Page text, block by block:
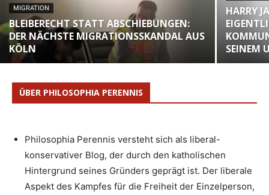
MIGRATION
BLEIBERECHT STATT ABSCHIEBUNGEN:
DER NÄCHSTE MIGRATIONSSKANDAL AUS
KÖLN
HARRY
SEINEM
ÜBER PHILOSOPHIA PERENNIS
Philosophia Perennis versteht sich als liberal-
konservativer Blog, der durch den katholischen
Hintergrund seines Gründers geprägt ist. Der liberale
Aspekt des Kampfes für die Freiheit der Einzelperson,